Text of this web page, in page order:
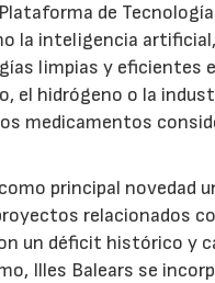
de
la inteligencia
limpias y eficientes
el hidrógeno o la
medicamentos
principal novedad
relacionados
un déficit histórico y
Illes Balears se